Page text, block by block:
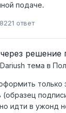
подаче.
8221 ответ
Dariush тема в
только
(образец
идти в ужонд